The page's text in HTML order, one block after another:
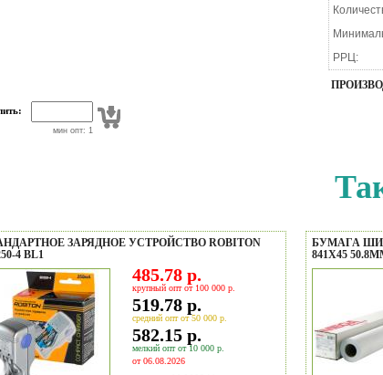
РРЦ:
мин опт: 1
ЗАРЯДНОЕ УСТРОЙСТВО ROBITON
4 BL1
485.78 р.
крупный опт от 100 000 р.
519.78 р.
средний опт от 50 000 р.
582.15 р.
мелкий опт от 10 000 р.
от 06.08.2026
БУМАГА
841X45